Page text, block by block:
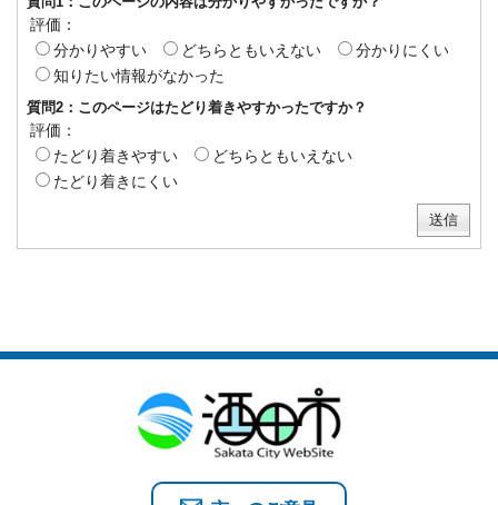
評価：
分かりやすい
どちらともいえない
分かりにくい
知りたい情報がなかった
質問2：このページはたどり着きやすかったですか？
評価：
たどり着きやすい
どちらともいえない
たどり着きにくい